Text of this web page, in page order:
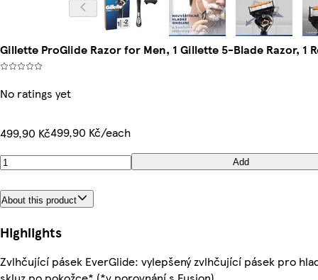
Gillette ProGlide Razor for Men, 1 Gillette 5-Blade Razor, 1
No ratings yet
499,90 Kč499,90 Kč/each
Add
About this product
Highlights
Zvlhčující pásek EverGlide: vylepšený zvlhčující pásek pro